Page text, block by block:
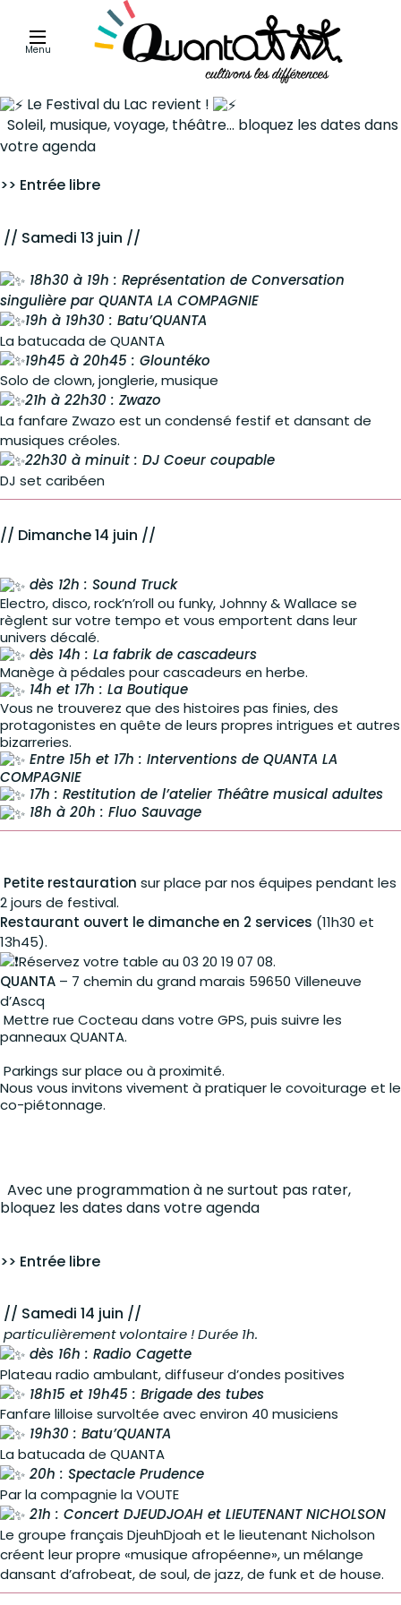
Menu
Le Festival du Lac revient !
Soleil, musique, voyage, théâtre… bloquez les dates dans
votre agenda
>> Entrée libre
// Samedi 13 juin //
18h30 à 19h : Représentation de Conversation
singulière par QUANTA LA COMPAGNIE
19h à 19h30 : Batu’QUANTA
La batucada de QUANTA
19h45 à 20h45 : Glountéko
Solo de clown, jonglerie, musique
21h à 22h30 : Zwazo
La fanfare Zwazo est un condensé festif et dansant de
musiques créoles.
22h30 à minuit : DJ Coeur coupable
DJ set caribéen
// Dimanche 14 juin //
dès 12h : Sound Truck
Electro, disco, rock’n’roll ou funky, Johnny & Wallace se
règlent sur votre tempo et vous emportent dans leur
univers décalé.
dès 14h : La fabrik de cascadeurs
Manège à pédales pour cascadeurs en herbe.
14h et 17h : La Boutique
Vous ne trouverez que des histoires pas finies, des
protagonistes en quête de leurs propres intrigues et autres
bizarreries.
Entre 15h et 17h : Interventions de QUANTA LA
COMPAGNIE
17h : Restitution de l’atelier Théâtre musical adultes
18h à 20h : Fluo Sauvage
Petite restauration sur place par nos équipes pendant les
2 jours de festival.
Restaurant ouvert le dimanche en 2 services (11h30 et
13h45).
Réservez votre table au 03 20 19 07 08.
QUANTA – 7 chemin du grand marais 59650 Villeneuve
d’Ascq
Mettre rue Cocteau dans votre GPS, puis suivre les
panneaux QUANTA.
Parkings sur place ou à proximité.
Nous vous invitons vivement à pratiquer le covoiturage et le
co-piétonnage.
Avec une programmation à ne surtout pas rater,
bloquez les dates dans votre agenda
>> Entrée libre
// Samedi 14 juin //
particulièrement volontaire ! Durée 1h.
dès 16h : Radio Cagette
Plateau radio ambulant, diffuseur d’ondes positives
18h15 et 19h45 : Brigade des tubes
Fanfare lilloise survoltée avec environ 40 musiciens
19h30 : Batu’QUANTA
La batucada de QUANTA
20h : Spectacle Prudence
Par la compagnie la VOUTE
21h : Concert DJEUDJOAH et LIEUTENANT NICHOLSON
Le groupe français DjeuhDjoah et le lieutenant Nicholson
créent leur propre «musique afropéenne», un mélange
dansant d’afrobeat, de soul, de jazz, de funk et de house.